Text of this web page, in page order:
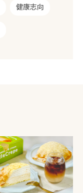
健康志向